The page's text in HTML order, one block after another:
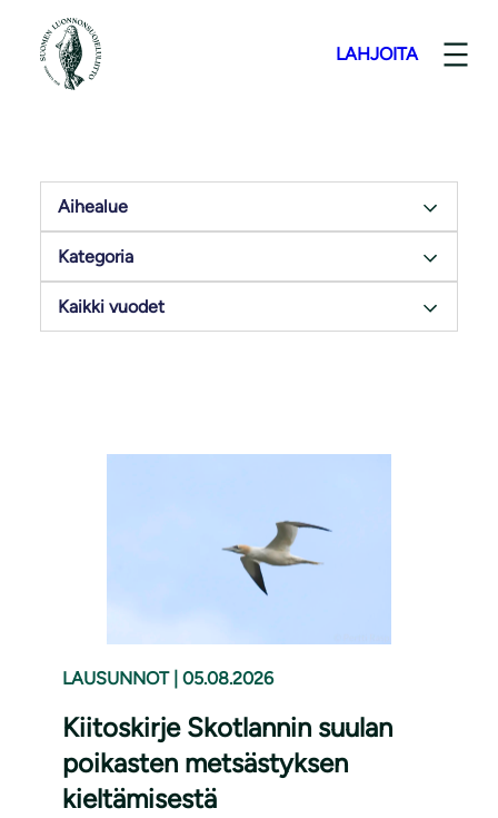
LAHJOITA
LAUSUNNOT 05.08.2026
Kiitoskirje Skotlannin suulan
poikasten metsästyksen
kieltämisestä